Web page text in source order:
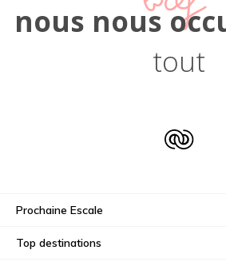
nous nous
tout
Prochaine Escale
Top destinations